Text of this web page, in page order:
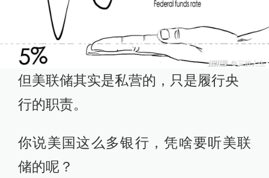
但美联储其实是私营的，只是履行央
行的职责。
你说美国这么多银行，凭啥要听美联
储的呢？